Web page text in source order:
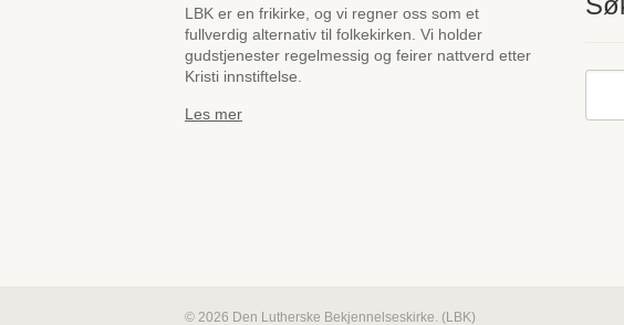
LBK er en frikirke, og vi regner oss som et
fullverdig alternativ til folkekirken. Vi holder
gudstjenester regelmessig og feirer nattverd etter
Kristi innstiftelse.
Les mer
© 2026 Den Lutherske Bekjennelseskirke. (LBK)